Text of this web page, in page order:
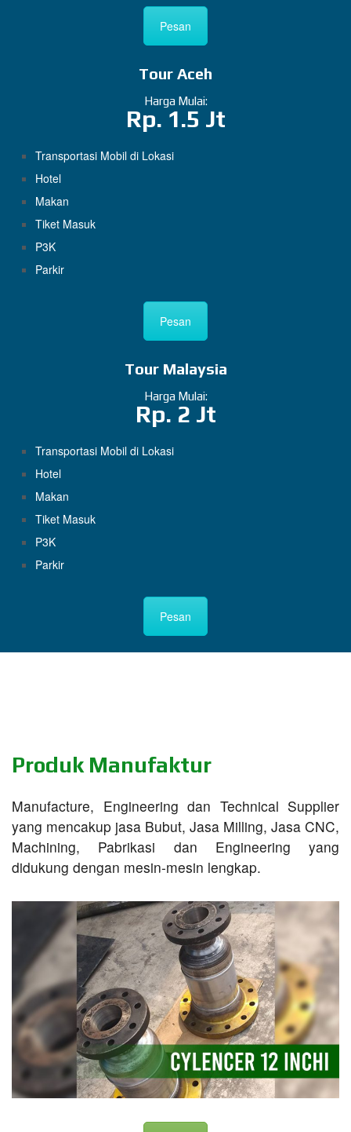
Pesan
Tour Aceh
Harga Mulai:
Rp. 1.5 Jt
Transportasi Mobil di Lokasi
Hotel
Makan
Tiket Masuk
P3K
Parkir
Pesan
Tour Malaysia
Harga Mulai:
Rp. 2 Jt
Transportasi Mobil di Lokasi
Hotel
Makan
Tiket Masuk
P3K
Parkir
Pesan
Produk Manufaktur
Manufacture, Engineering dan Technical Supplier
yang mencakup jasa Bubut, Jasa Milling, Jasa CNC,
Machining, Pabrikasi dan Engineering yang
didukung dengan mesin-mesin lengkap.